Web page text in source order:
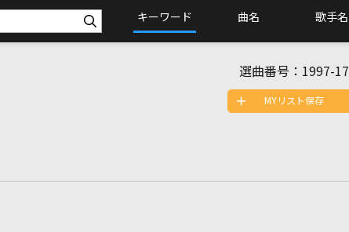
キーワード 曲名 歌手名
選曲番号： 1997-17
MYリスト保存